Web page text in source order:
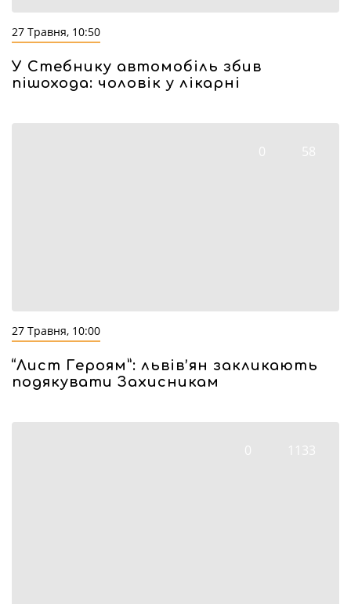
27 Травня, 10:50
У Стебнику автомобіль збив
пішохода: чоловік у лікарні
0 58
27 Травня, 10:00
“Лист Героям”: львів’ян закликають
подякувати Захисникам
0 1133